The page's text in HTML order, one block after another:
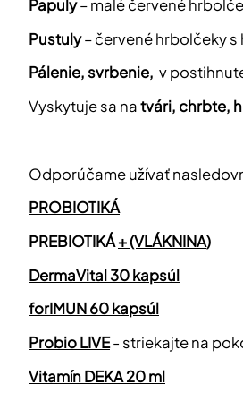
Papuly– malé červené
Pustuly– červené hrbolčeky s
Pálenie, svrbenie, v
Vyskytuje sa natvári, chrbte,
Odporúčame užívať
PROBIOTIKÁ
PREBIOTIKÁ+ (VLÁKNINA)
DermaVital 30 kapsúl
forIMUN 60 kapsúl
Probio LIVE- striekajte na
Vitamín DEKA 20 ml